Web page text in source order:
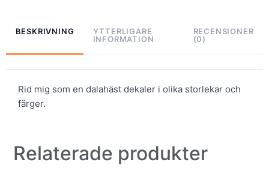
BESKRIVNING
YTTERLIGARE
INFORMATION
RECENSIONER
(0)
Rid mig som en dalahäst dekaler i olika storlekar och
färger.
Relaterade produkter